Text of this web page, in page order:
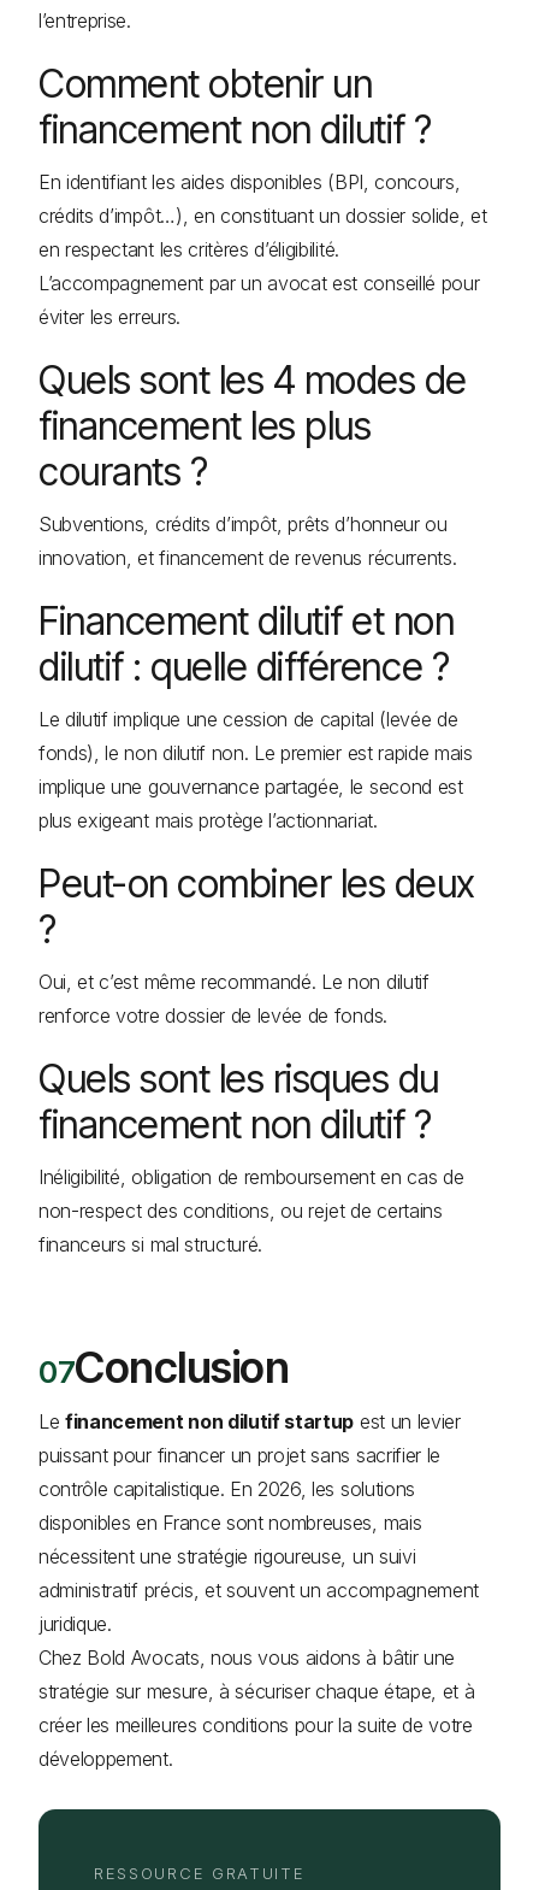
l’entreprise.
Comment obtenir un
financement non dilutif ?
En identifiant les aides disponibles (BPI, concours,
crédits d’impôt…), en constituant un dossier solide, et
en respectant les critères d’éligibilité.
L’accompagnement par un avocat est conseillé pour
éviter les erreurs.
Quels sont les 4 modes de
financement les plus
courants ?
Subventions, crédits d’impôt, prêts d’honneur ou
innovation, et financement de revenus récurrents.
Financement dilutif et non
dilutif : quelle différence ?
Le dilutif implique une cession de capital (levée de
fonds), le non dilutif non. Le premier est rapide mais
implique une gouvernance partagée, le second est
plus exigeant mais protège l’actionnariat.
Peut-on combiner les deux
?
Oui, et c’est même recommandé. Le non dilutif
renforce votre dossier de levée de fonds.
Quels sont les risques du
financement non dilutif ?
Inéligibilité, obligation de remboursement en cas de
non-respect des conditions, ou rejet de certains
financeurs si mal structuré.
Conclusion
Lefinancement non dilutif startup est un levier
puissant pour financer un projet sans sacrifier le
contrôle capitalistique. En 2026, les solutions
disponibles en France sont nombreuses, mais
nécessitent une stratégie rigoureuse, un suivi
administratif précis, et souvent un accompagnement
juridique.
Chez Bold Avocats, nous vous aidons à bâtir une
stratégie sur mesure, à sécuriser chaque étape, et à
créer les meilleures conditions pour la suite de votre
développement.
RESSOURCE GRATUITE